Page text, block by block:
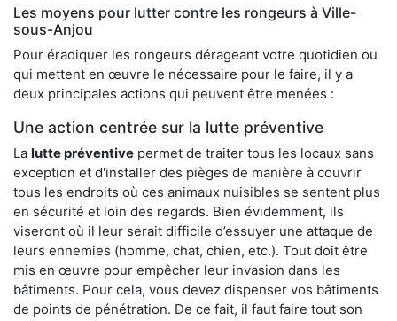
Les moyens pour lutter contre les rongeurs à Ville-
sous-Anjou
Pour éradiquer les rongeurs dérageant votre quotidien ou
qui mettent en œuvre le nécessaire pour le faire, il y a
deux principales actions qui peuvent être menées :
Une action centrée sur la lutte préventive
La lutte préventive permet de traiter tous les locaux sans
exception et d'installer des pièges de manière à couvrir
tous les endroits où ces animaux nuisibles se sentent plus
en sécurité et loin des regards. Bien évidemment, ils
viseront où il leur serait difficile d’essuyer une attaque de
leurs ennemies (homme, chat, chien, etc.). Tout doit être
mis en œuvre pour empêcher leur invasion dans les
bâtiments. Pour cela, vous devez dispenser vos bâtiments
de points de pénétration. De ce fait, il faut faire tout son